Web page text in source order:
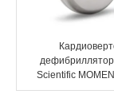
Scientific